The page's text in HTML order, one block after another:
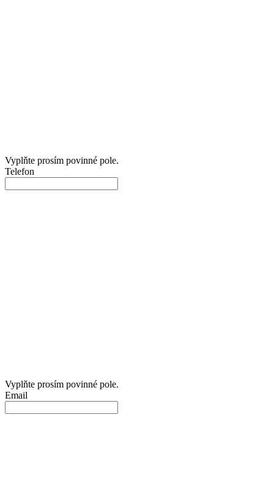
Vyplňte prosím povinné pole.
Telefon
Vyplňte prosím povinné pole.
Email